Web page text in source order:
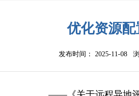
优化资源
发布时间： 2025-11-08